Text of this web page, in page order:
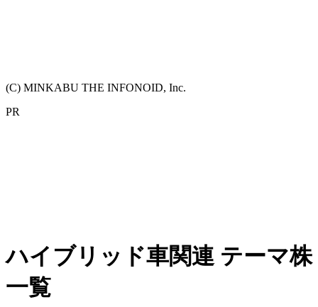
(C) MINKABU THE INFONOID, Inc.
PR
ハイブリッド車関連 テーマ株
一覧